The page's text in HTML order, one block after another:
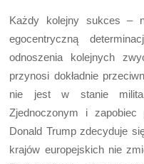
Każdy kolejny sukces –
egocentryczną
odnoszenia kolejnych
przynosi dokładnie
nie jest w stanie
Zjednoczonym i zapobiec
Donald Trump zdecyduje
krajów europejskich nie